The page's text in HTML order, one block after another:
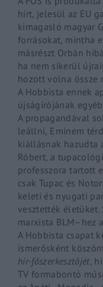
hírt, jelesül az EU
kimagasló magyar
forrásokat, mintha
másrészt Orbán
ha nem sikerül
hozott volna össze
A Hobbista ennek
újságírójának
A propagandával
leállni, Eminem
kiállásnak hazudta
Róbert, a
professzora tartott
csak Tupac és
keleti és nyugati
vesztették életüket.
marxista BLM – hez
A Hobbista csapat
ismerősként
hír-főszerkesztőjét ,
TV formabontó